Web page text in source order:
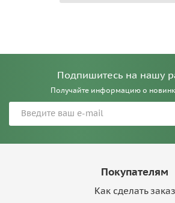
Подпишитесь на нашу
Получайте информацию о
Покупателям
Как сделать заказ